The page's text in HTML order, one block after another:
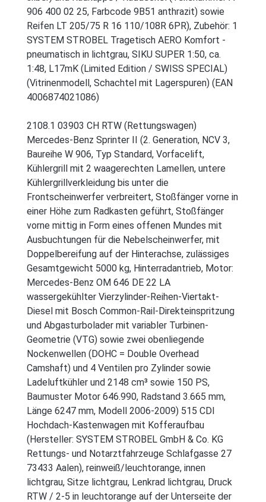
906 400 02 25, Farbcode 9B51 anthrazit) sowie
Reifen LT 205/75 R 16 110/108R 6PR), Zubehör: 1
SYSTEM STROBEL Tragetisch AERO Komfort -
pneumatisch in lichtgrau, SIKU SUPER 1:50, ca.
1:48, L17mK (Limited Edition / SWISS SPECIAL)
(Vitrinenmodell, Schachtel mit Lagerspuren) (EAN
4006874021086)
2108.1 03903 CH RTW (Rettungswagen)
Mercedes-Benz Sprinter II (2. Generation, NCV 3,
Baureihe W 906, Typ Standard, Vorfacelift,
Kühlergrill mit 2 waagerechten Lamellen, untere
Kühlergrillverkleidung bis unter die
Frontscheinwerfer verbreitert, Stoßfänger vorne in
einer Höhe zum Radkasten geführt, Stoßfänger
vorne mittig in Form eines offenen Mundes mit
Ausbuchtungen für die Nebelscheinwerfer, mit
Doppelbereifung auf der Hinterachse, zulässiges
Gesamtgewicht 5000 kg, Hinterradantrieb, Motor:
Mercedes-Benz OM 646 DE 22 LA
wassergekühlter Vierzylinder-Reihen-Viertakt-
Diesel mit Bosch Common-Rail-Direkteinspritzung
und Abgasturbolader mit variabler Turbinen-
Geometrie (VTG) sowie zwei obenliegende
Nockenwellen (DOHC = Double Overhead
Camshaft) und 4 Ventilen pro Zylinder sowie
Ladeluftkühler und 2148 cm³ sowie 150 PS,
Baumuster Motor 646.990, Radstand 3.665 mm,
Länge 6247 mm, Modell 2006-2009) 515 CDI
Hochdach-Kastenwagen mit Kofferaufbau
(Hersteller: SYSTEM STROBEL GmbH & Co. KG
Rettungs- und Notarztfahrzeuge Schlafgasse 27
73433 Aalen), reinweiß/leuchtorange, innen
lichtgrau, Sitze lichtgrau, Lenkrad lichtgrau, Druck
RTW / 2-5 in leuchtorange auf der Unterseite der